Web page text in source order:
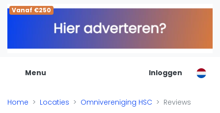
Vanaf €250
Menu
De Padel Gids
Alle padel locaties
Padelwinkels
Organisatie
Banenbouwers
Inloggen
Home Locaties Omnivereniging HSC Reviews